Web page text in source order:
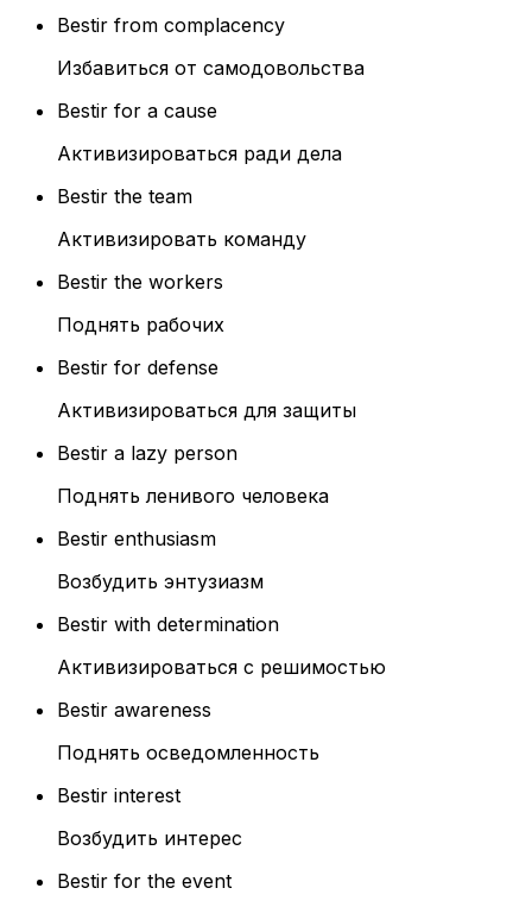
Bestir from complacency
Избавиться от самодовольства
Bestir for a cause
Активизироваться ради дела
Bestir the team
Активизировать команду
Bestir the workers
Поднять рабочих
Bestir for defense
Активизироваться для защиты
Bestir a lazy person
Поднять ленивого человека
Bestir enthusiasm
Возбудить энтузиазм
Bestir with determination
Активизироваться с решимостью
Bestir awareness
Поднять осведомленность
Bestir interest
Возбудить интерес
Bestir for the event